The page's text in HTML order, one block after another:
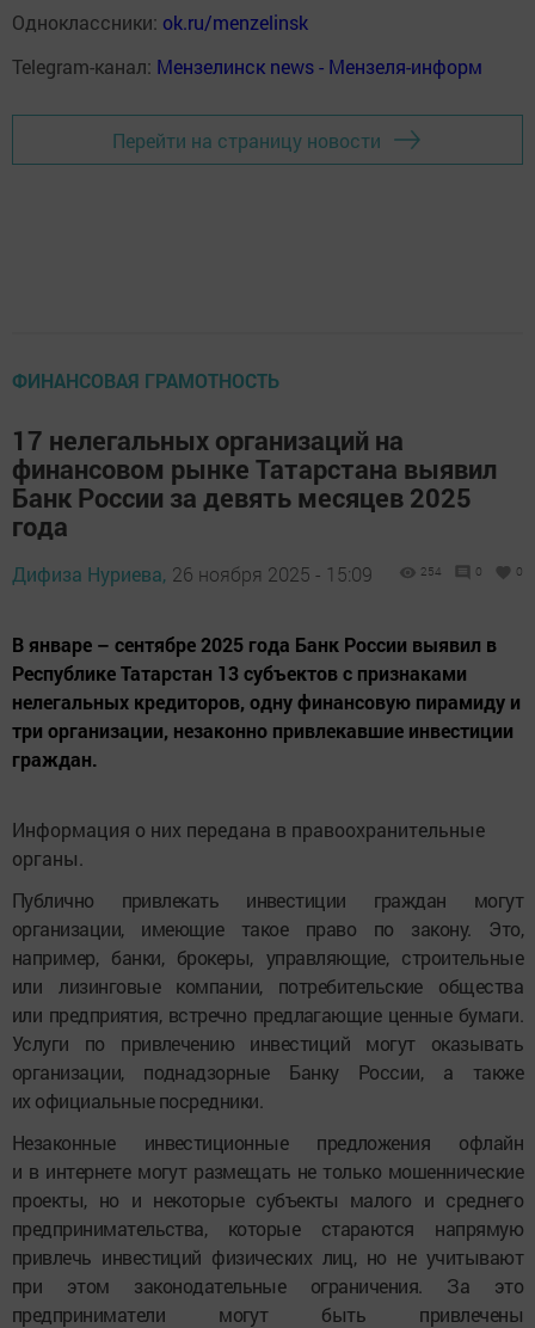
Одноклассники: ok.ru/menzelinsk
Telegram-канал: Мензелинск news - Мензеля-информ
Перейти на страницу новости
ФИНАНСОВАЯ ГРАМОТНОСТЬ
17 нелегальных организаций на
финансовом рынке Татарстана выявил
Банк России за девять месяцев 2025
года
Дифиза Нуриева, 26 ноября 2025 - 15:09 254 0 0
В январе – сентябре 2025 года Банк России выявил в
Республике Татарстан 13 субъектов с признаками
нелегальных кредиторов, одну финансовую пирамиду и
три организации, незаконно привлекавшие инвестиции
граждан.
Информация о них передана в правоохранительные
органы.
Публично привлекать инвестиции граждан могут
организации, имеющие такое право по закону. Это,
например, банки, брокеры, управляющие, строительные
или
лизинговые компании, потребительские общества
или предприятия, встречно предлагающие ценные бумаги.
Услуги по привлечению инвестиций могут оказывать
организации, поднадзорные Банку России, а также
их официальные посредники.
Незаконные инвестиционные предложения офлайн
и в интернете могут размещать не только мошеннические
проекты, но и некоторые субъекты малого и среднего
предпринимательства, которые стараются напрямую
привлечь инвестиций физических лиц, но не учитывают
при этом законодательные ограничения. За это
предприниматели могут быть привлечены